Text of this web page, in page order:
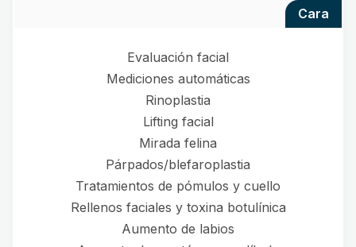
cara
Evaluación facial
Mediciones automáticas
Rinoplastia
Lifting facial
Mirada felina
Párpados/blefaroplastia
Tratamientos de pómulos y cuello
Rellenos faciales y toxina botulínica
Aumento de labios